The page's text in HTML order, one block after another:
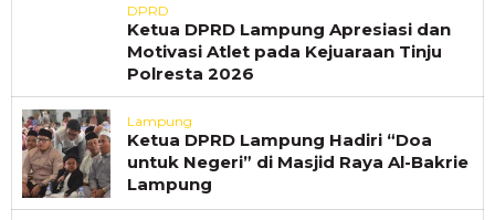
DPRD
Ketua DPRD Lampung Apresiasi dan
Motivasi Atlet pada Kejuaraan Tinju
Polresta 2026
Lampung
Ketua DPRD Lampung Hadiri “Doa
untuk Negeri” di Masjid Raya Al-Bakrie
Lampung